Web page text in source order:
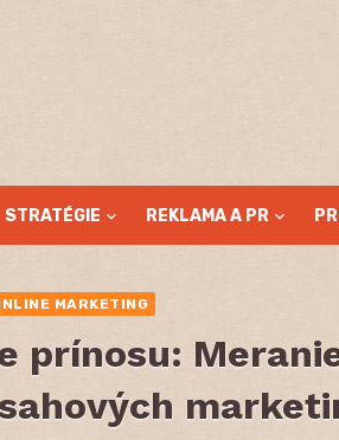
STRATÉGIE REKLAMA A PR
MARKETING
prínosu: